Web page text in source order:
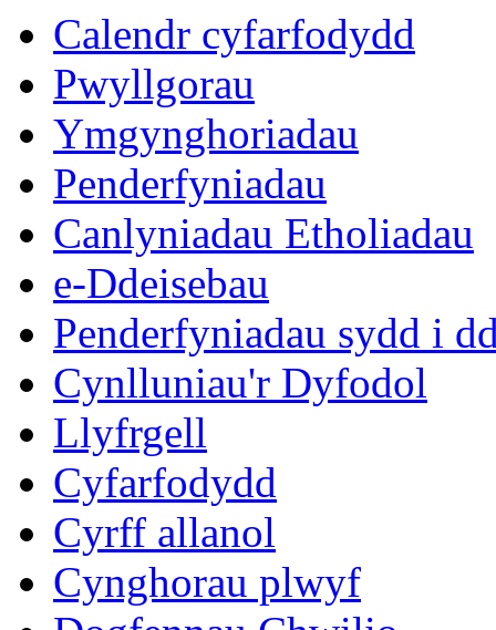
Calendr cyfarfodydd
Pwyllgorau
Ymgynghoriadau
Penderfyniadau
Canlyniadau Etholiadau
e-Ddeisebau
Penderfyniadau sydd i
Cynlluniau'r Dyfodol
Llyfrgell
Cyfarfodydd
Cyrff allanol
Cynghorau plwyf